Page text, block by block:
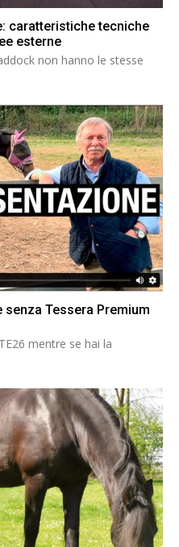
caratteristiche tecniche
esterne
non hanno le stesse
senza Tessera Premium
mentre se hai la